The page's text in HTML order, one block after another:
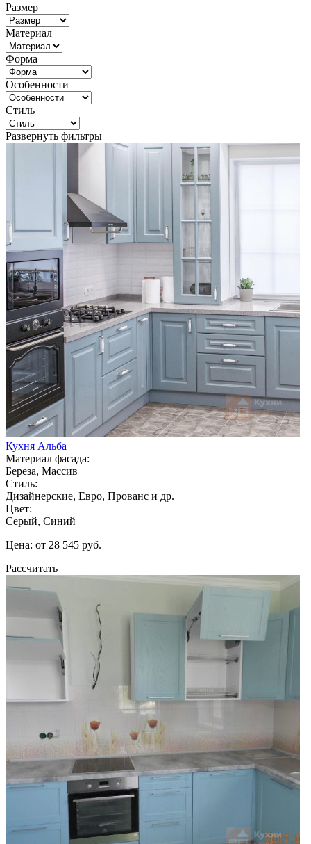
Размер
Материал
Форма
Особенности
Стиль
Развернуть фильтры
Кухня Альба
Материал фасада:
Береза, Массив
Стиль:
Дизайнерские, Евро, Прованс и др.
Цвет:
Серый, Синий
Цена: от 28 545 руб.
Рассчитать